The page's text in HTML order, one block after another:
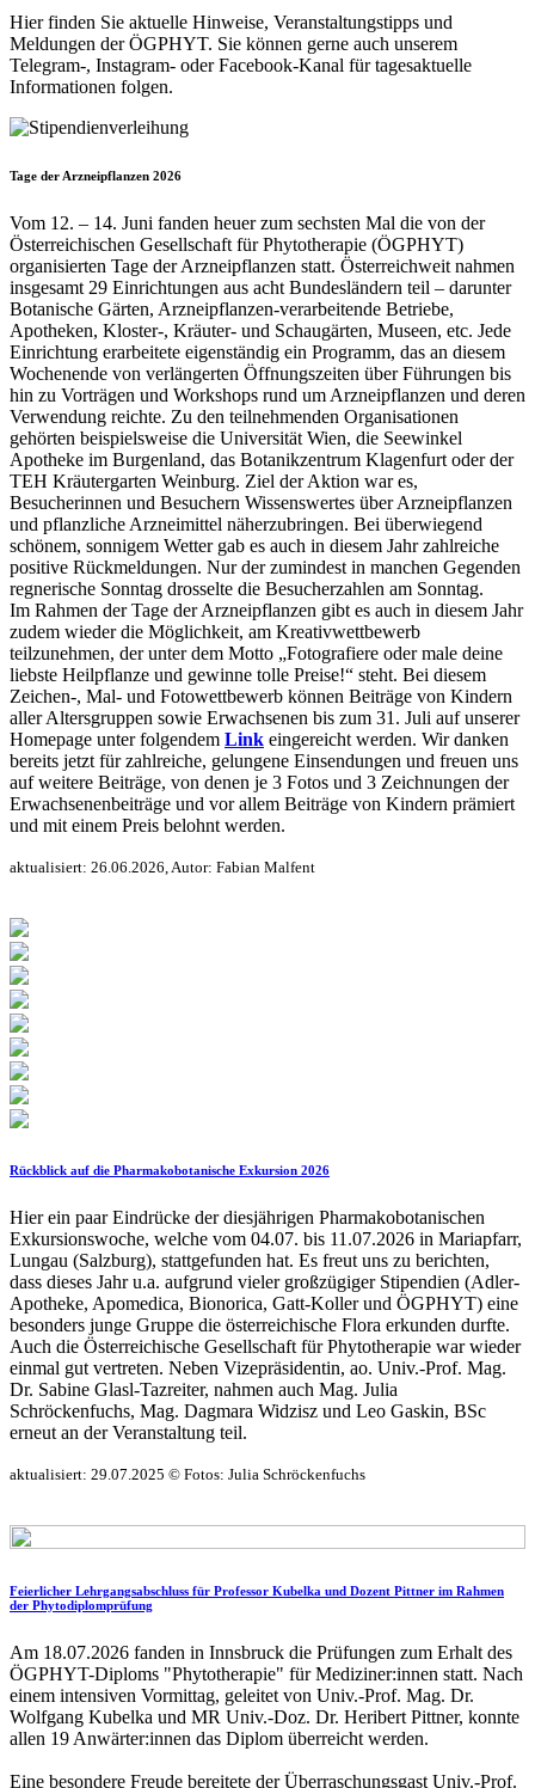
Hier finden Sie aktuelle Hinweise, Veranstaltungstipps und
Meldungen der ÖGPHYT. Sie können gerne auch unserem
Telegram-, Instagram- oder Facebook-Kanal für tagesaktuelle
Informationen folgen.
Tage der Arzneipflanzen 2026
Vom 12. – 14. Juni fanden heuer zum sechsten Mal die von der
Österreichischen Gesellschaft für Phytotherapie (ÖGPHYT)
organisierten Tage der Arzneipflanzen statt. Österreichweit nahmen
insgesamt 29 Einrichtungen aus acht Bundesländern teil – darunter
Botanische Gärten, Arzneipflanzen-verarbeitende Betriebe,
Apotheken, Kloster-, Kräuter- und Schaugärten, Museen, etc. Jede
Einrichtung erarbeitete eigenständig ein Programm, das an diesem
Wochenende von verlängerten Öffnungszeiten über Führungen bis
hin zu Vorträgen und Workshops rund um Arzneipflanzen und deren
Verwendung reichte. Zu den teilnehmenden Organisationen
gehörten beispielsweise die Universität Wien, die Seewinkel
Apotheke im Burgenland, das Botanikzentrum Klagenfurt oder der
TEH Kräutergarten Weinburg. Ziel der Aktion war es,
Besucherinnen und Besuchern Wissenswertes über Arzneipflanzen
und pflanzliche Arzneimittel näherzubringen. Bei überwiegend
schönem, sonnigem Wetter gab es auch in diesem Jahr zahlreiche
positive Rückmeldungen. Nur der zumindest in manchen Gegenden
regnerische Sonntag drosselte die Besucherzahlen am Sonntag.
Im Rahmen der Tage der Arzneipflanzen gibt es auch in diesem Jahr
zudem wieder die Möglichkeit, am Kreativwettbewerb
teilzunehmen, der unter dem Motto „Fotografiere oder male deine
liebste Heilpflanze und gewinne tolle Preise!“ steht. Bei diesem
Zeichen-, Mal- und Fotowettbewerb können Beiträge von Kindern
aller Altersgruppen sowie Erwachsenen bis zum 31. Juli auf unserer
Homepage unter folgendem Link eingereicht werden. Wir danken
bereits jetzt für zahlreiche, gelungene Einsendungen und freuen uns
auf weitere Beiträge, von denen je 3 Fotos und 3 Zeichnungen der
Erwachsenenbeiträge und vor allem Beiträge von Kindern prämiert
und mit einem Preis belohnt werden.
aktualisiert: 26.06.2026, Autor: Fabian Malfent
Rückblick auf die Pharmakobotanische Exkursion 2026
Hier ein paar Eindrücke der diesjährigen Pharmakobotanischen
Exkursionswoche, welche vom 04.07. bis 11.07.2026 in Mariapfarr,
Lungau (Salzburg), stattgefunden hat. Es freut uns zu berichten,
dass dieses Jahr u.a. aufgrund vieler großzügiger Stipendien (Adler-
Apotheke, Apomedica, Bionorica, Gatt-Koller und ÖGPHYT) eine
besonders junge Gruppe die österreichische Flora erkunden durfte.
Auch die Österreichische Gesellschaft für Phytotherapie war wieder
einmal gut vertreten. Neben Vizepräsidentin, ao. Univ.-Prof. Mag.
Dr. Sabine Glasl-Tazreiter, nahmen auch Mag. Julia
Schröckenfuchs, Mag. Dagmara Widzisz und Leo Gaskin, BSc
erneut an der Veranstaltung teil.
aktualisiert: 29.07.2025 © Fotos: Julia Schröckenfuchs
Feierlicher Lehrgangsabschluss für Professor Kubelka und Dozent Pittner im Rahmen
der Phytodiplomprüfung
Am 18.07.2026 fanden in Innsbruck die Prüfungen zum Erhalt des
ÖGPHYT-Diploms "Phytotherapie" für Mediziner:innen statt. Nach
einem intensiven Vormittag, geleitet von Univ.-Prof. Mag. Dr.
Wolfgang Kubelka und MR Univ.-Doz. Dr. Heribert Pittner, konnte
allen 19 Anwärter:innen das Diplom überreicht werden.
Eine besondere Freude bereitete der Überraschungsgast Univ.-Prof.